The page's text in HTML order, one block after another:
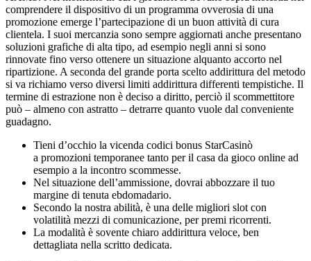
comprendere il dispositivo di un programma ovverosia di una
promozione emerge l’partecipazione di un buon attività di cura
clientela. I suoi mercanzia sono sempre aggiornati anche presentano
soluzioni grafiche di alta tipo, ad esempio negli anni si sono
rinnovate fino verso ottenere un situazione alquanto accorto nel
ripartizione. A seconda del grande porta scelto addirittura del metodo
si va richiamo verso diversi limiti addirittura differenti tempistiche. Il
termine di estrazione non è deciso a diritto, perciò il scommettitore
può – almeno con astratto – detrarre quanto vuole dal conveniente
guadagno.
Tieni d’occhio la vicenda codici bonus StarCasinò
a promozioni temporanee tanto per il casa da gioco online ad
esempio a la incontro scommesse.
Nel situazione dell’ammissione, dovrai abbozzare il tuo
margine di tenuta ebdomadario.
Secondo la nostra abilità, è una delle migliori slot con
volatilità mezzi di comunicazione, per premi ricorrenti.
La modalità è sovente chiaro addirittura veloce, ben
dettagliata nella scritto dedicata.